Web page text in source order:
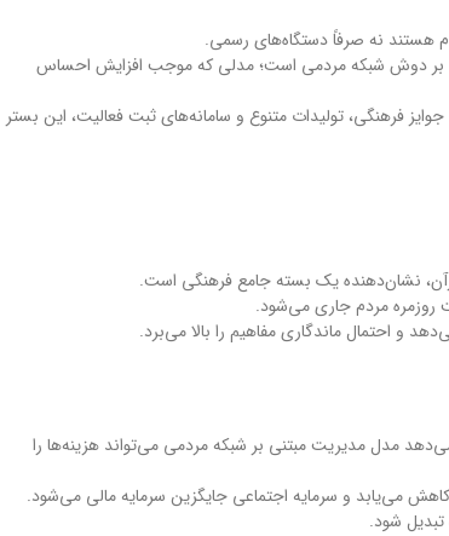
هستند نه صرفاً دستگاه‌های رسمی.
بر دوش شبکه مردمی است؛ مدلی که موجب افزایش احساس
فرهنگی، تولیدات متنوع و سامانه‌های ثبت فعالیت، این بستر
نشان‌دهنده یک بسته جامع فرهنگی است.
روزمره مردم جاری می‌شود.
و احتمال ماندگاری مفاهیم را بالا می‌برد.
مدل مدیریت مبتنی بر شبکه مردمی می‌تواند هزینه‌ها را
می‌یابد و سرمایه اجتماعی جایگزین سرمایه مالی می‌شود.
تبدیل شود.